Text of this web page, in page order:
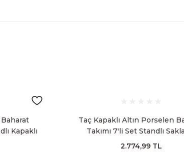
Kapaklı
Taç Kapaklı Altın Porselen
Takımı 7'li Set Standlı
Kavanozu
2.774,99 TL